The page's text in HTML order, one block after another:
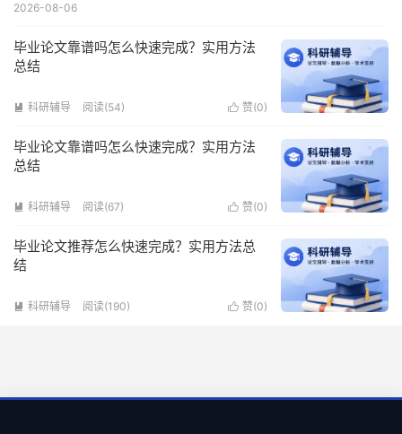
2026-08-06
毕业论文靠谱吗怎么快速完成？实用方法
总结
 赞(0)
 科研辅导 阅读(54)
毕业论文靠谱吗怎么快速完成？实用方法
总结
 赞(0)
 科研辅导 阅读(67)
毕业论文推荐怎么快速完成？实用方法总
结
 赞(0)
 科研辅导 阅读(190)